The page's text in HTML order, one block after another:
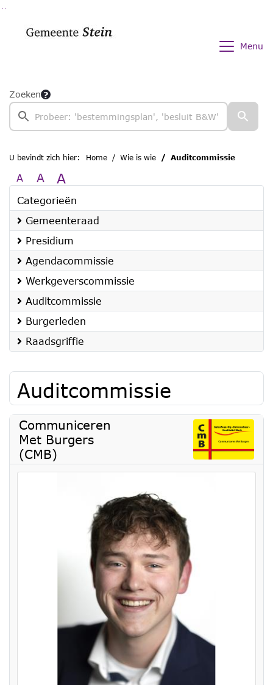
Menu
Zoeken
U bevindt zich hier: Home Wie is wie Auditcommissie
A A A
Categorieën
Gemeenteraad
Presidium
Agendacommissie
Werkgeverscommissie
Auditcommissie
Burgerleden
Raadsgriffie
Auditcommissie
Communiceren
Met Burgers
(CMB)